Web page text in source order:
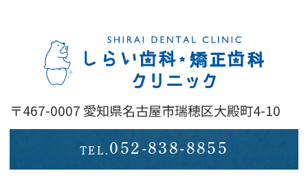
〒467-0007 愛知県名古屋市瑞穂区大殿町4-10
TEL. 052-838-8855